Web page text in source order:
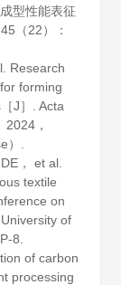
型性能表征
45 （22）：
Research
forming
J］. Acta
2024，
）.
， et al.
textile
on
of
8.
of carbon
processing